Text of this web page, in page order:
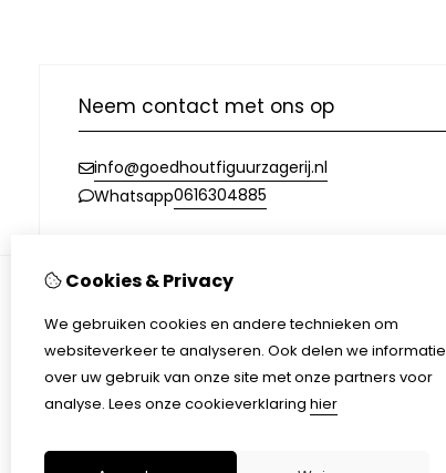
Neem contact met ons op
info@goedhoutfiguurzagerij.nl
Whatsapp0616304885
Informatie
Over ons
Verzending
Disclaimer
Cookies & Privacy
We gebruiken cookies en andere technieken om
websiteverkeer te analyseren. Ook delen we informatie
over uw gebruik van onze site met onze partners voor
analyse. Lees onze cookieverklaring hier